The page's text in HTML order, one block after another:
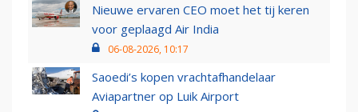
Nieuwe ervaren CEO moet het tij keren
voor geplaagd Air India
06-08-2026, 10:17
Saoedi’s kopen vrachtafhandelaar
Aviapartner op Luik Airport